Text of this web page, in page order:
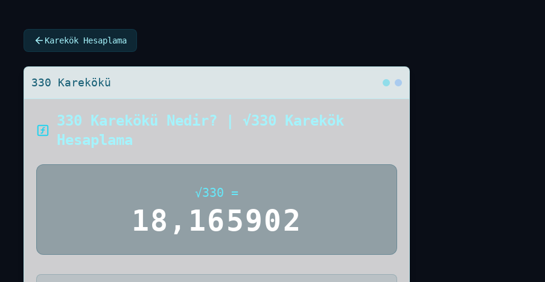
Karekök Hesaplama
330 Karekökü
330 Karekökü Nedir? | √330 Karekök
Hesaplama
√330 =
18,165902